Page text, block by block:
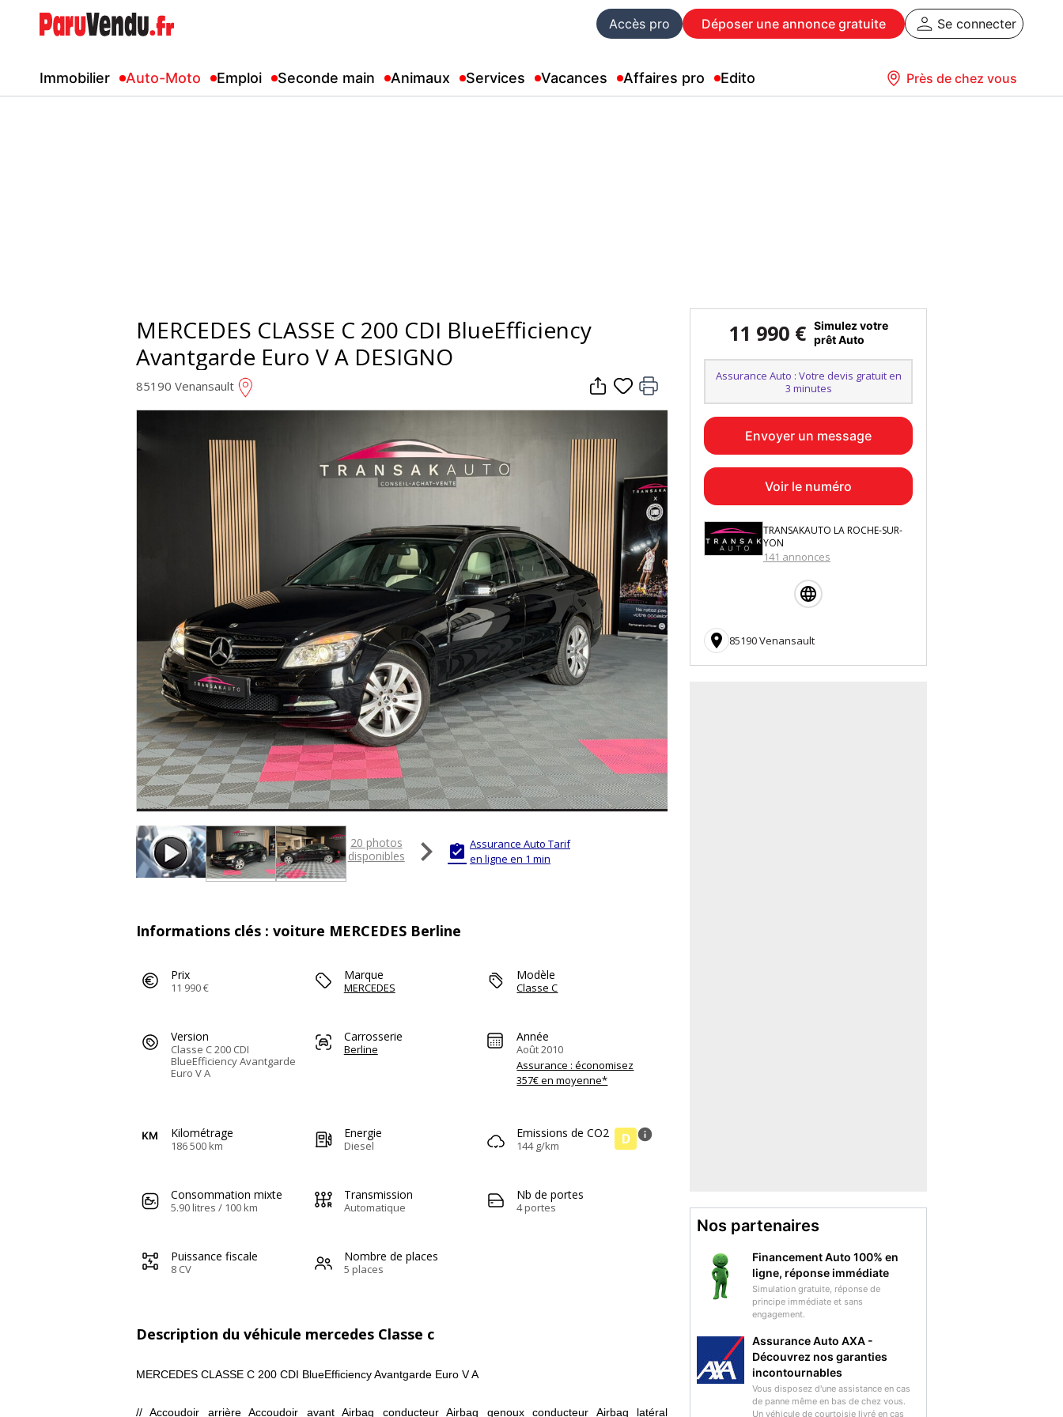
Accès pro Déposer une annonce gratuite Se connecter
Immobilier Auto-Moto Emploi Seconde main Animaux Services Vacances Affaires pro Edito Près de chez vous
MERCEDES CLASSE C 200 CDI BlueEfficiency
Avantgarde Euro V A DESIGNO
85190 Venansault
20 photos
disponibles
  Assurance Auto Tarif
en ligne en 1 min
Informations clés : voiture MERCEDES Berline
Prix
11 990 €
Marque
MERCEDES
Modèle
Classe C
Version
Classe C 200 CDI
BlueEfficiency Avantgarde
Euro V A
Carrosserie
Berline
Année
Août 2010
Assurance : économisez
357€ en moyenne*
Kilométrage
186 500 km
Energie
Diesel
Emissions de CO2
144 g/km D info
Consommation mixte
5.90 litres / 100 km
Transmission
Automatique
Nb de portes
4 portes
Puissance fiscale
8 CV
Nombre de places
5 places
Description du véhicule mercedes Classe c
MERCEDES CLASSE C 200 CDI BlueEfficiency Avantgarde Euro V A
// Accoudoir arrière Accoudoir avant Airbag conducteur Airbag genoux conducteur Airbag latéral
11 990 € Simulez votre
prêt Auto
Assurance Auto : Votre devis gratuit en
3 minutes
Envoyer un message
Voir le numéro
TRANSAKAUTO LA ROCHE-SUR-
YON
141 annonces
 85190 Venansault
Nos partenaires
Financement Auto 100% en
ligne, réponse immédiate
Simulation gratuite, réponse de
principe immédiate et sans
engagement.
Assurance Auto AXA -
Découvrez nos garanties
incontournables
Vous disposez d'une assistance en cas
de panne même en bas de chez vous.
Un véhicule de courtoisie livré en cas